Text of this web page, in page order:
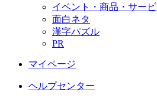
イベント・商品・サー
面白ネタ
漢字パズル
PR
マイページ
ヘルプセンター